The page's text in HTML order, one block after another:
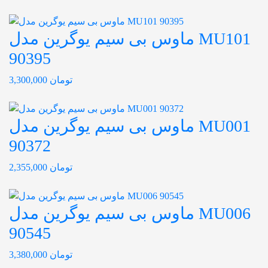
ماوس بی سیم یوگرین مدل MU101
90395
3,300,000 تومان
ماوس بی سیم یوگرین مدل MU001
90372
2,355,000 تومان
ماوس بی سیم یوگرین مدل MU006
90545
3,380,000 تومان